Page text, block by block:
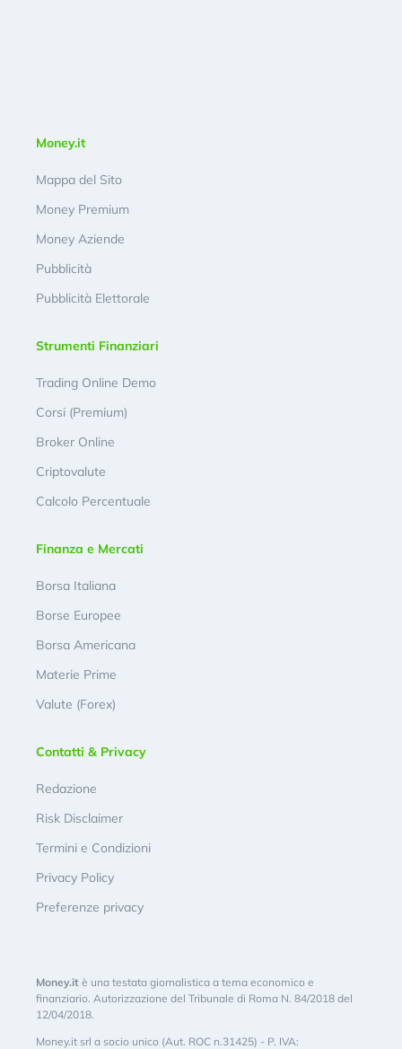
Money.it
Mappa del Sito
Money Premium
Money Aziende
Pubblicità
Pubblicità Elettorale
Strumenti Finanziari
Trading Online Demo
Corsi (Premium)
Broker Online
Criptovalute
Calcolo Percentuale
Finanza e Mercati
Borsa Italiana
Borse Europee
Borsa Americana
Materie Prime
Valute (Forex)
Contatti & Privacy
Redazione
Risk Disclaimer
Termini e Condizioni
Privacy Policy
Preferenze privacy
Money.it è una testata giornalistica a tema economico e
finanziario. Autorizzazione del Tribunale di Roma N. 84/2018 del
12/04/2018.
Money.it srl a socio unico (Aut. ROC n.31425) - P. IVA: